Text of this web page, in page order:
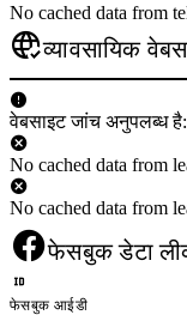
No cached data from
व्यावसायिक
वेबसाइट जांच अनुपलब्ध
No cached data from
No cached data from
फेसबुक डेटा
फेसबुक आईडी